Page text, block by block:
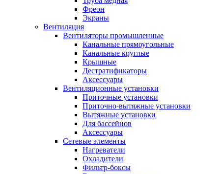
Фреон
Экраны
Вентиляция
Вентиляторы промышленные
Канальные прямоугольные
Канальные круглые
Крышные
Дестратификаторы
Аксессуары
Вентиляционные установки
Приточные установки
Приточно-вытяжные установки
Вытяжные установки
Для бассейнов
Аксессуары
Сетевые элементы
Нагреватели
Охладители
Фильтр-боксы